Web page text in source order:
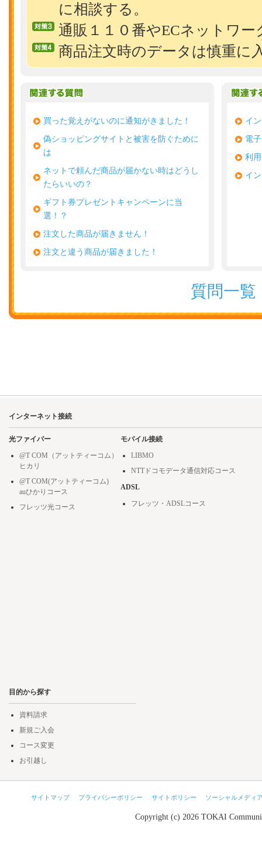
に相談する。
通販１１０番やECネットワー
商品注文時のデータは慎重に
買った覚えがないのに通知がきました！
偽ショッピングサイトと被害を防ぐために
は
ネットで頼んだ商品が届かない時はどうし
たらいいの？
ギフト券プレゼントキャンペーンに当
選！？
注文した商品が届きません！
注文と違う商品が届きました！
イ
電
利
イ
質問一覧
インターネット接続
光ファイバー
@T COM（アットティーコム）
ヒカリ
@T COM(アットティーコム)
auひかりコース
フレッツ光コース
モバイル接続
LIBMO
NTTドコモデータ通信対応コース
ADSL
フレッツ・ADSLコース
目的から探す
資料請求
新規ご入会
コース変更
お引越し
サイトマップ プライバシーポリシー サイトポリシー ソーシャルメディ
Copyright (c) 2026 TOKAI